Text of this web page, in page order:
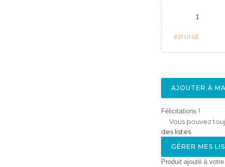
EPUISÉ
AJOUTER À
Félicitations !
Vous pouvez
des listes
GÉRER MES
Produit ajouté à